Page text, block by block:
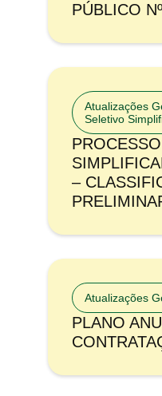
PÚBLICO
Atualizações
Seletivo
–
Atualizações
PLANO